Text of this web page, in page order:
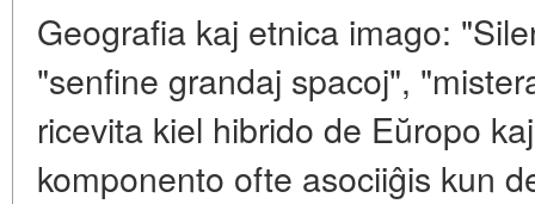
Geografia kaj etnica imago:
"senfine grandaj spacoj",
ricevita kiel hibrido de Eŭropo
komponento ofte asociiĝis kun